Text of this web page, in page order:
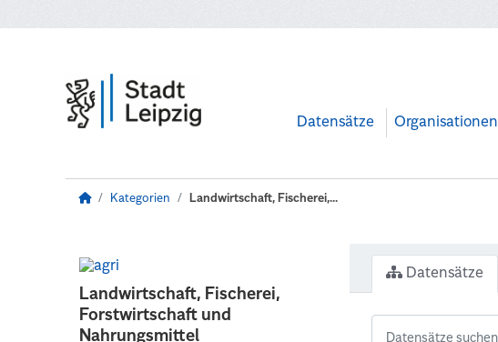
Datensätze Organisationen
Kategorien Landwirtschaft, Fischerei,...
Landwirtschaft, Fischerei,
Forstwirtschaft und
Nahrungsmittel
Datensätze